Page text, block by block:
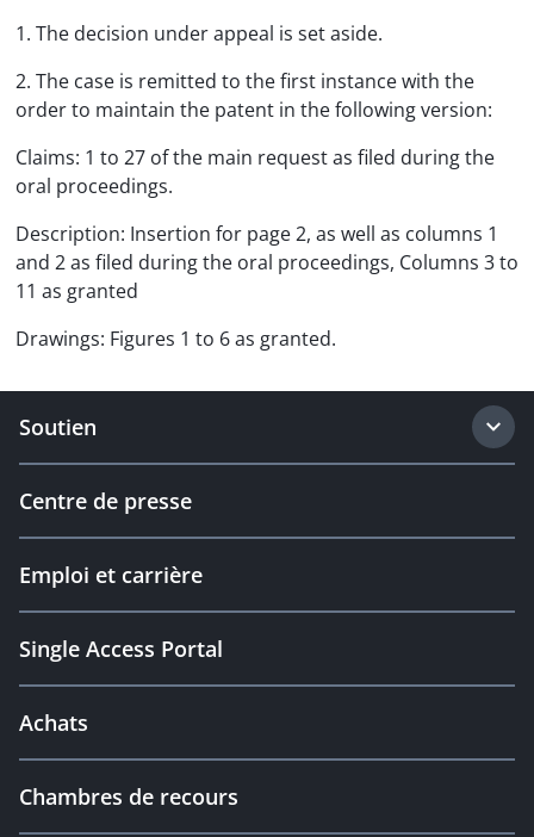
1. The decision under appeal is set aside.
2. The case is remitted to the first instance with the
order to maintain the patent in the following version:
Claims: 1 to 27 of the main request as filed during the
oral proceedings.
Description: Insertion for page 2, as well as columns 1
and 2 as filed during the oral proceedings, Columns 3 to
11 as granted
Drawings: Figures 1 to 6 as granted.
Soutien
Centre de presse
Emploi et carrière
Single Access Portal
Achats
Chambres de recours